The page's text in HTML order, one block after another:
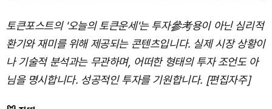
토큰포스트의 '오늘의 토큰운세'는 투자參考용이 아닌 심리적
환기와 재미를 위해 제공되는 콘텐츠입니다. 실제 시장 상황이
나 기술적 분석과는 무관하며, 어떠한 형태의 투자 조언도 아
님을 명시합니다. 성공적인 투자를 기원합니다. [편집자주]